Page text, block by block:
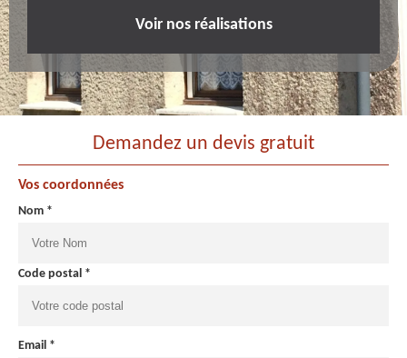
Voir nos réalisations
Demandez un devis gratuit
Vos coordonnées
Nom *
Code postal *
Email *